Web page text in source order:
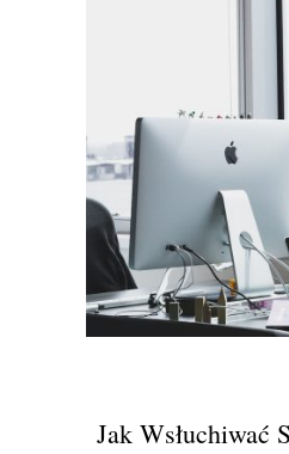
Jak Wsłuchiwać